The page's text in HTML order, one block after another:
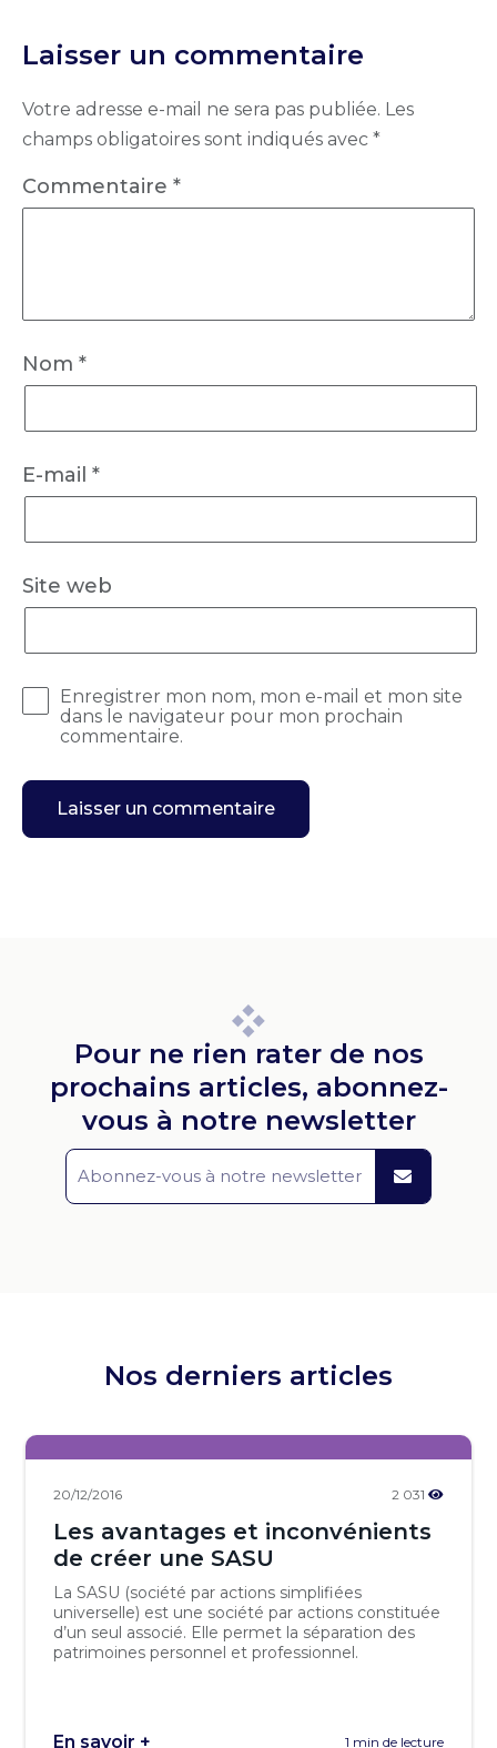
Laisser un commentaire
Votre adresse e-mail ne sera pas publiée. Les
champs obligatoires sont indiqués avec *
Commentaire *
Nom *
E-mail *
Site web
Enregistrer mon nom, mon e-mail et mon site
dans le navigateur pour mon prochain
commentaire.
Pour ne rien rater de nos
prochains articles, abonnez-
vous à notre newsletter
Nos derniers articles
20/12/2016 2 031
Les avantages et inconvénients
de créer une SASU
La SASU (société par actions simplifiées
universelle) est une société par actions constituée
d’un seul associé. Elle permet la séparation des
patrimoines personnel et professionnel.
En savoir + 1 min de lecture